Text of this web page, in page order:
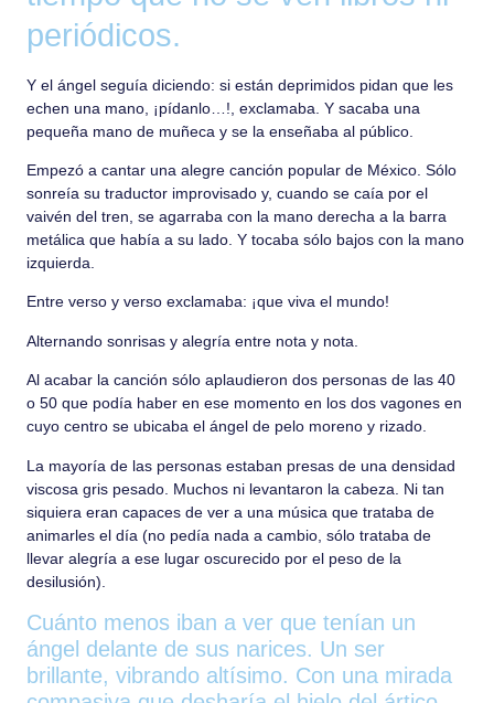
periódicos.
Y el ángel seguía diciendo: si están deprimidos pidan que les
echen una mano, ¡pídanlo…!, exclamaba. Y sacaba una
pequeña mano de muñeca y se la enseñaba al público.
Empezó a cantar una alegre canción popular de México. Sólo
sonreía su traductor improvisado y, cuando se caía por el
vaivén del tren, se agarraba con la mano derecha a la barra
metálica que había a su lado. Y tocaba sólo bajos con la mano
izquierda.
Entre verso y verso exclamaba: ¡que viva el mundo!
Alternando sonrisas y alegría entre nota y nota.
Al acabar la canción sólo aplaudieron dos personas de las 40
o 50 que podía haber en ese momento en los dos vagones en
cuyo centro se ubicaba el ángel de pelo moreno y rizado.
La mayoría de las personas estaban presas de una densidad
viscosa gris pesado. Muchos ni levantaron la cabeza. Ni tan
siquiera eran capaces de ver a una música que trataba de
animarles el día (no pedía nada a cambio, sólo trataba de
llevar alegría a ese lugar oscurecido por el peso de la
desilusión).
Cuánto menos iban a ver que tenían un
ángel delante de sus narices. Un ser
brillante, vibrando altísimo. Con una mirada